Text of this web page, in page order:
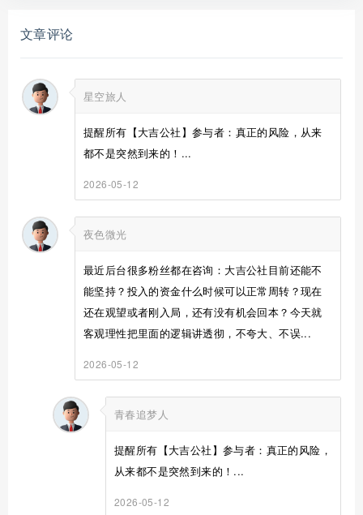
文章评论
星空旅人
提醒所有【大吉公社】参与者：真正的风险，从来
都不是突然到来的！...
2026-05-12
夜色微光
最近后台很多粉丝都在咨询：大吉公社目前还能不
能坚持？投入的资金什么时候可以正常周转？现在
还在观望或者刚入局，还有没有机会回本？今天就
客观理性把里面的逻辑讲透彻，不夸大、不误...
2026-05-12
青春追梦人
提醒所有【大吉公社】参与者：真正的风险，
从来都不是突然到来的！...
2026-05-12